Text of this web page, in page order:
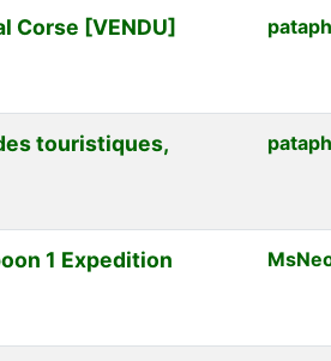
Corse [VENDU]
touristiques,
1 Expedition